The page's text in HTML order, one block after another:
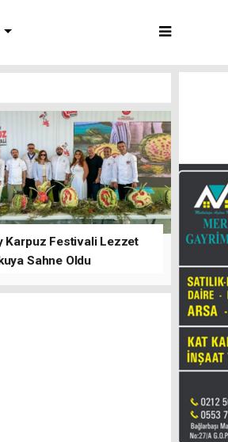
Karpuz Festivali Lezzet
Sahne Oldu